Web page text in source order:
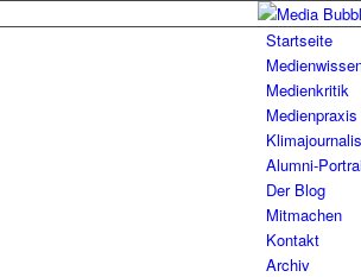
Startseite
Medienkritik
Medienpraxis
Alumni-
Der Blog
Mitmachen
Kontakt
Archiv